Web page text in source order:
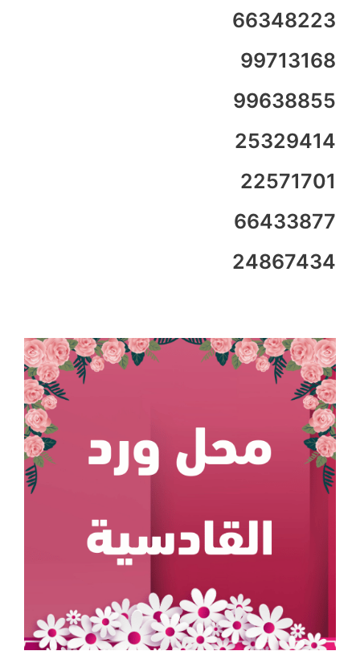
66348223
99713168
99638855
25329414
22571701
66433877
24867434